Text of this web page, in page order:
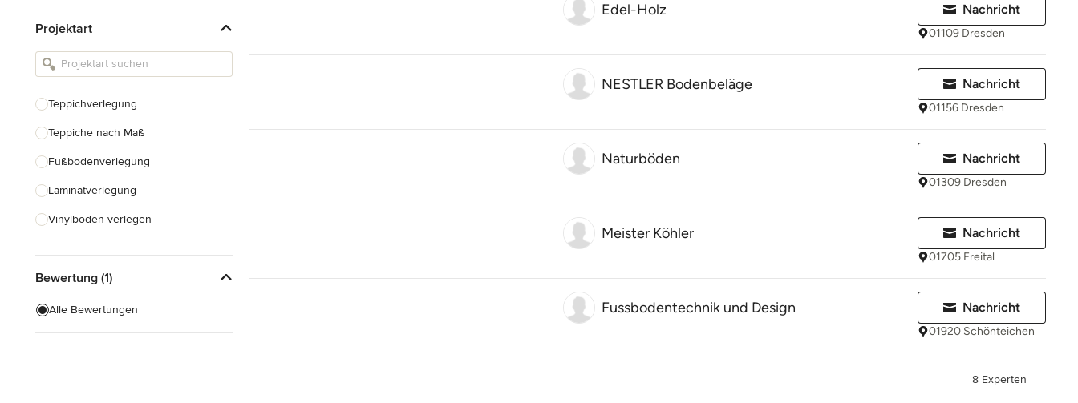
Landschaftsarchitekten
Armaturen & Sanitärbedarf
Einbauschränke
Projektart
Teppichverlegung
Teppiche nach Maß
Fußbodenverlegung
Laminatverlegung
Vinylboden verlegen
Alle anzeigen
Bewertung (1)
Alle Bewertungen
Edel-Holz Nachricht
01109 Dresden
NESTLER Bodenbeläge Nachricht
01156 Dresden
Naturböden Nachricht
01309 Dresden
Meister Köhler Nachricht
01705 Freital
Fussbodentechnik und Design Nachricht
01920 Schönteichen
8 Experten